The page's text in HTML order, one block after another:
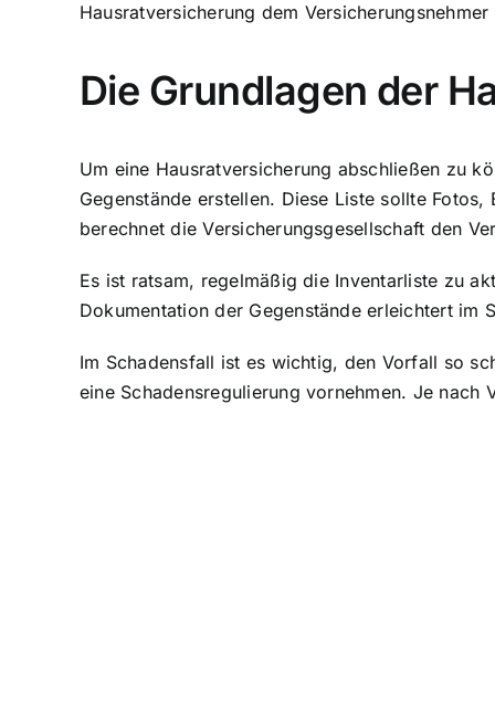
Hausratversicherung dem
Die Grundlagen der
Um eine Hausratversicherung abschließen zu
Gegenstände erstellen. Diese Liste sollte
berechnet die Versicherungsgesellschaft den
Es ist ratsam, regelmäßig die Inventarliste zu
Dokumentation der Gegenstände erleichtert im
Im Schadensfall ist es wichtig, den Vorfall so
eine Schadensregulierung vornehmen. Je nach